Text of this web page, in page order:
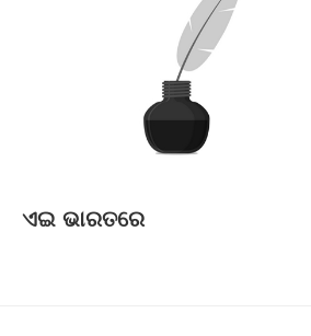
ଏଇ ଭାରତରେ